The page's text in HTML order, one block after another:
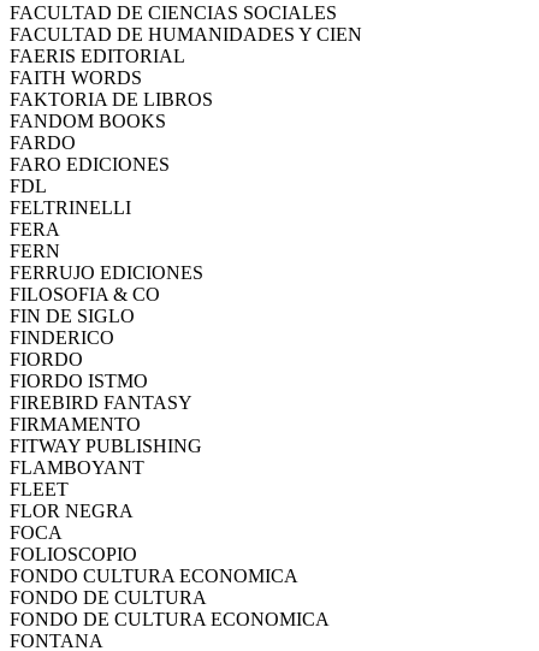
FACULTAD DE CIENCIAS SOCIALES
FACULTAD DE HUMANIDADES Y CIEN
FAERIS EDITORIAL
FAITH WORDS
FAKTORIA DE LIBROS
FANDOM BOOKS
FARDO
FARO EDICIONES
FDL
FELTRINELLI
FERA
FERN
FERRUJO EDICIONES
FILOSOFIA & CO
FIN DE SIGLO
FINDERICO
FIORDO
FIORDO ISTMO
FIREBIRD FANTASY
FIRMAMENTO
FITWAY PUBLISHING
FLAMBOYANT
FLEET
FLOR NEGRA
FOCA
FOLIOSCOPIO
FONDO CULTURA ECONOMICA
FONDO DE CULTURA
FONDO DE CULTURA ECONOMICA
FONTANA